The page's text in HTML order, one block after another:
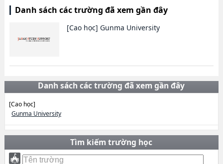
Danh sách các trường đã xem gần đây
[Cao học] Gunma University
Danh sách các trường đã xem gần đây
[Cao học]
Gunma University
Tìm kiếm trường học